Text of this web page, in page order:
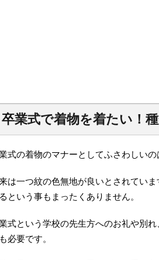
卒業式で着物を着たい！
式の着物のマナーとしてふさわしいの
は一つ紋の色無地が良いとされてい
という事もまったくありません。
式という学校の先生方へのお礼や別
必要です。